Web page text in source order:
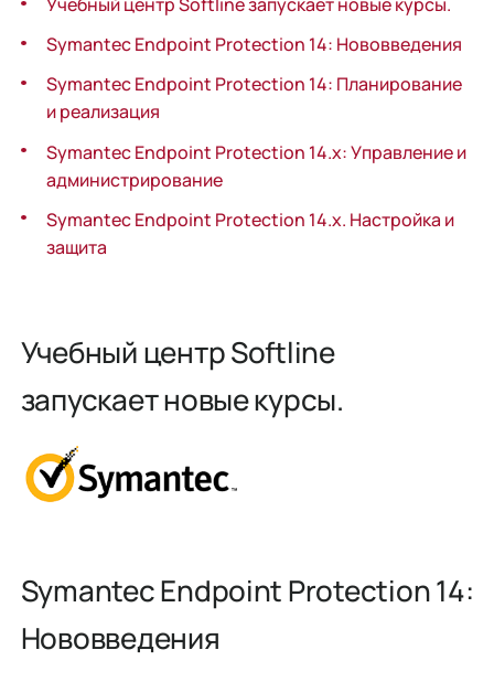
Symantec Endpoint Protection 14: Нововведения
Symantec Endpoint Protection 14: Планирование
и реализация
Symantec Endpoint Protection 14.x: Управление и
администрирование
Symantec Endpoint Protection 14.x. Настройка и
защита
Учебный центр Softline
запускает новые курсы.
Symantec Endpoint Protection 14:
Нововведения